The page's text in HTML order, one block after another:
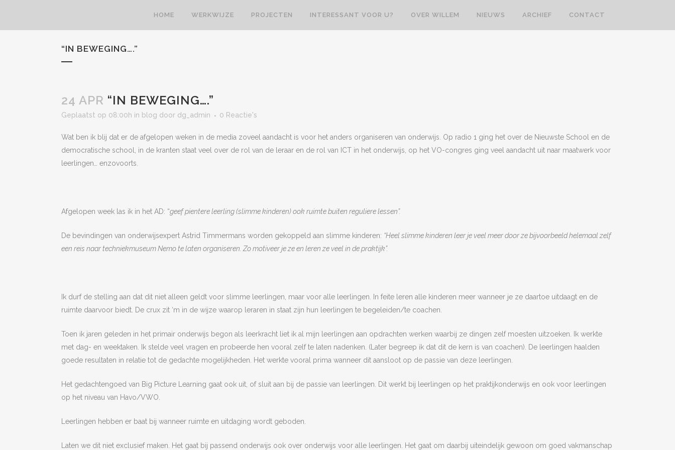
HOME WERKWIJZE PROJECTEN INTERESSANT VOOR U? OVER WILLEM NIEUWS ARCHIEF CONTACT
“IN BEWEGING….”
24 APR “IN BEWEGING….”
Geplaatst op 08:00h in blog door dg_admin 0 Reactie's
Wat ben ik blij dat er de afgelopen weken in de media zoveel aandacht is voor het anders organiseren van onderwijs. Op radio 1 ging het over de Nieuwste School en de
democratische school, in de kranten staat veel over de rol van de leraar en de rol van ICT in het onderwijs, op het VO-congres ging veel aandacht uit naar maatwerk voor
leerlingen… enzovoorts.
Afgelopen week las ik in het AD: “geef pientere leerling (slimme kinderen) ook ruimte buiten reguliere lessen”.
De bevindingen van onderwijsexpert Astrid Timmermans worden gekoppeld aan slimme kinderen: “Heel slimme kinderen leer je veel meer door ze bijvoorbeeld helemaal zelf
een reis naar techniekmuseum Nemo te laten organiseren. Zo motiveer je ze en leren ze veel in de praktijk”.
Ik durf de stelling aan dat dit niet alleen geldt voor slimme leerlingen, maar voor alle leerlingen. In feite leren alle kinderen meer wanneer je ze daartoe uitdaagt en de
ruimte daarvoor biedt. De crux zit ‘m in de wijze waarop leraren in staat zijn hun leerlingen te begeleiden/te coachen.
Toen ik jaren geleden in het primair onderwijs begon als leerkracht liet ik al mijn leerlingen aan opdrachten werken waarbij ze dingen zelf moesten uitzoeken. Ik werkte
met dag- en weektaken. Ik stelde veel vragen en probeerde hen vooral zelf te laten nadenken. (Later begreep ik dat dit de kern is van coachen). De leerlingen haalden
goede resultaten in relatie tot de gedachte mogelijkheden. Het werkte vooral prima wanneer dit aansloot op de passie van deze leerlingen.
Het gedachtengoed van Big Picture Learning gaat ook uit, of sluit aan bij de passie van leerlingen. Dit werkt bij leerlingen op het praktijkonderwijs en ook voor leerlingen
op het niveau van Havo/VWO.
Leerlingen hebben er baat bij wanneer ruimte en uitdaging wordt geboden.
Laten we dit niet exclusief maken. Het gaat bij passend onderwijs ook over onderwijs voor alle leerlingen. Het gaat om daarbij uiteindelijk gewoon om goed vakmanschap